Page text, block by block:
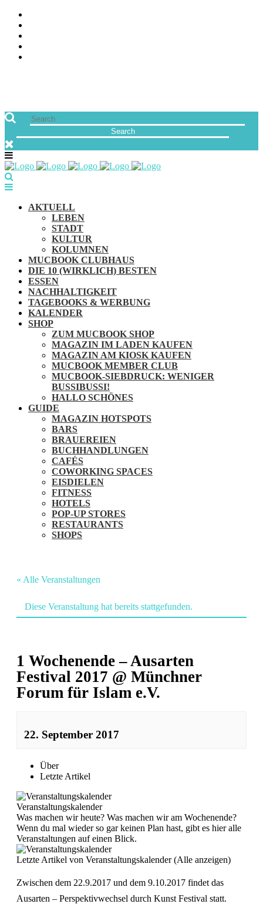
AKTUELL
LEBEN
STADT
KULTUR
KOLUMNEN
MUCBOOK CLUBHAUS
DIE 10 (WIRKLICH) BESTEN
ESSEN
NACHHALTIGKEIT
TAGEBOOKS & WERBUNG
KALENDER
SHOP
ZUM MUCBOOK SHOP
MAGAZIN IM LADEN KAUFEN
MAGAZIN AM KIOSK KAUFEN
MUCBOOK MEMBER CLUB
MUCBOOK-SIEBDRUCK: WENIGER
BUSSIBUSSI!
HALLO SCHÖNES
GUIDE
MAGAZIN HOTSPOTS
BARS
BRAUEREIEN
BUCHHANDLUNGEN
CAFÉS
COWORKING SPACES
EISDIELEN
FITNESS
HOTELS
POP-UP STORES
RESTAURANTS
SHOPS
« Alle Veranstaltungen
Diese Veranstaltung hat bereits stattgefunden.
1 Wochenende – Ausarten
Festival 2017 @ Münchner
Forum für Islam e.V.
22. September 2017
Veranstaltung
Navigation
Über
Letzte Artikel
Veranstaltungskalender
Was machen wir heute? Was machen wir am Wochenende?
Wenn du mal wieder so gar keinen Plan hast, gibt es hier alle
Veranstaltungen auf einen Blick.
Letzte Artikel von Veranstaltungskalender(Alle anzeigen)
Zwischen dem 22.9.2017 und dem 9.10.2017 findet das
Ausarten – Perspektivwechsel durch Kunst Festival statt.